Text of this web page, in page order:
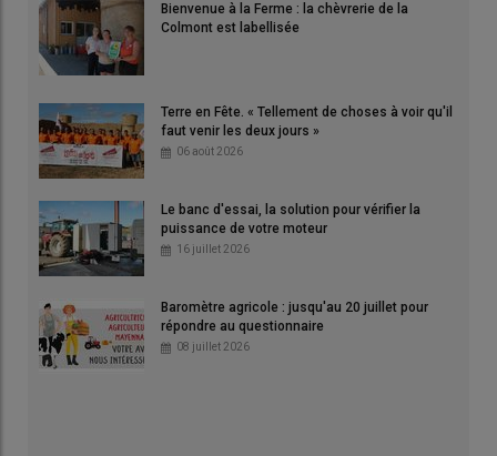
Bienvenue à la Ferme : la chèvrerie de la
Colmont est labellisée
Terre en Fête. « Tellement de choses à voir qu'il
faut venir les deux jours »
06 août 2026
Le banc d'essai, la solution pour vérifier la
puissance de votre moteur
16 juillet 2026
Baromètre agricole : jusqu'au 20 juillet pour
répondre au questionnaire
08 juillet 2026